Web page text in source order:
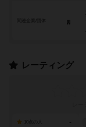
レーティング
-